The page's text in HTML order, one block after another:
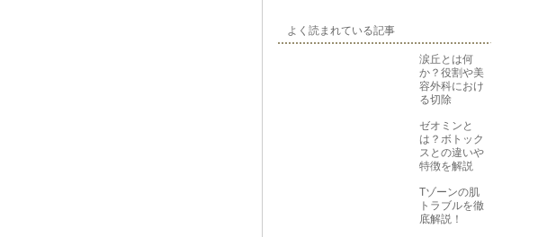
よく読まれている記事
涙丘とは何
か？役割や美
容外科におけ
る切除
ゼオミンと
は？ボトック
スとの違いや
特徴を解説
Tゾーンの肌
トラブルを徹
底解説！